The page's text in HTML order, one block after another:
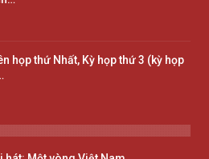
họp thứ Nhất, Kỳ họp thứ 3 (kỳ họp